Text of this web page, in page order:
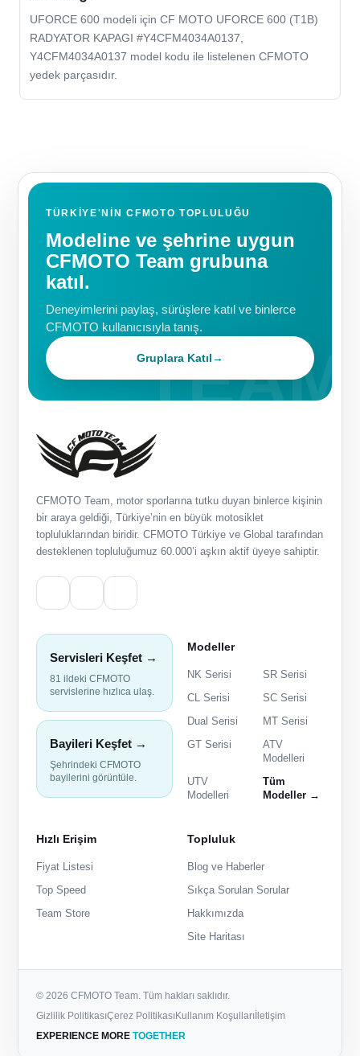
UFORCE 600 modeli için CF MOTO UFORCE 600 (T1B)
RADYATOR KAPAGI #Y4CFM4034A0137,
Y4CFM4034A0137 model kodu ile listelenen CFMOTO
yedek parçasıdır.
TÜRKIYE'NIN CFMOTO TOPLULUĞU
Modeline ve şehrine uygun
CFMOTO Team grubuna
katıl.
Deneyimlerini paylaş, sürüşlere katıl ve binlerce
CFMOTO kullanıcısıyla tanış.
Gruplara Katıl→
CFMOTO Team, motor sporlarına tutku duyan binlerce kişinin
bir araya geldiği, Türkiye’nin en büyük motosiklet
topluluklarından biridir. CFMOTO Türkiye ve Global tarafından
desteklenen topluluğumuz 60.000’i aşkın aktif üyeye sahiptir.
Servisleri Keşfet →
81 ildeki CFMOTO
servislerine hızlıca ulaş.
Bayileri Keşfet →
Şehrindeki CFMOTO
bayilerini görüntüle.
Modeller
NK Serisi
SR Serisi
CL Serisi
SC Serisi
Dual Serisi
MT Serisi
GT Serisi
ATV
Modelleri
UTV
Modelleri
Tüm
Modeller →
Hızlı Erişim
Fiyat Listesi
Top Speed
Team Store
Topluluk
Blog ve Haberler
Sıkça Sorulan Sorular
Hakkımızda
Site Haritası
© 2026 CFMOTO Team. Tüm hakları saklıdır.
Gizlilik PolitikasıÇerez PolitikasıKullanım Koşulları İletişim
EXPERIENCE MORE TOGETHER